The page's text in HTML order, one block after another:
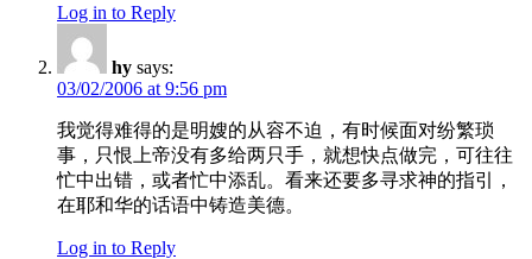
Log in to Reply
hy says:
03/02/2006 at 9:56 pm
我觉得难得的是明嫂的从容不迫，有时候面对纷繁琐
事，只恨上帝没有多给两只手，就想快点做完，可往往
忙中出错，或者忙中添乱。看来还要多寻求神的指引，
在耶和华的话语中铸造美德。
Log in to Reply